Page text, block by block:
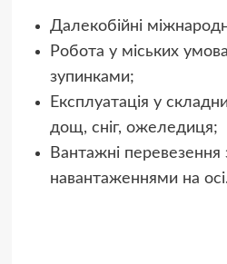
Далекобійні
Робота у міських
зупинками;
Експлуатація у
дощ, сніг, ожеледиця;
Вантажні
навантаженнями на осі.